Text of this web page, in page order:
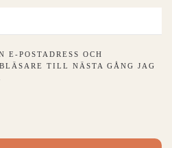
POSTADRESS OCH
TILL NÄSTA GÅNG JAG